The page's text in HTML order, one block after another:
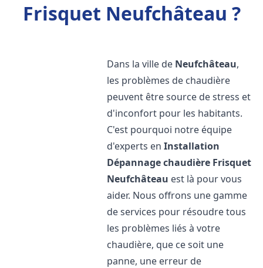
Frisquet Neufchâteau ?
Dans la ville de Neufchâteau,
les problèmes de chaudière
peuvent être source de stress et
d'inconfort pour les habitants.
C'est pourquoi notre équipe
d'experts enInstallation
Dépannage chaudière Frisquet
Neufchâteau est là pour vous
aider. Nous offrons une gamme
de services pour résoudre tous
les problèmes liés à votre
chaudière, que ce soit une
panne, une erreur de